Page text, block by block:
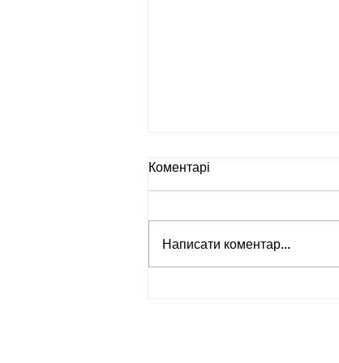
Коментарі
Написати коментар...